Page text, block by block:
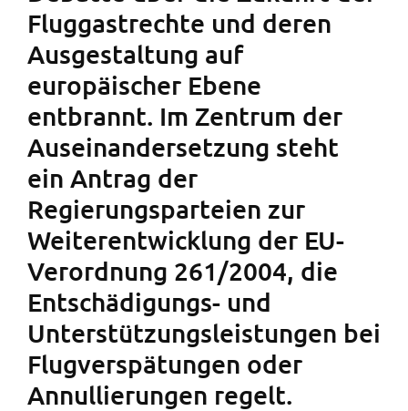
Fluggastrechte und deren
Ausgestaltung auf
europäischer Ebene
entbrannt. Im Zentrum der
Auseinandersetzung steht
ein Antrag der
Regierungsparteien zur
Weiterentwicklung der EU-
Verordnung 261/2004, die
Entschädigungs- und
Unterstützungsleistungen bei
Flugverspätungen oder
Annullierungen regelt.